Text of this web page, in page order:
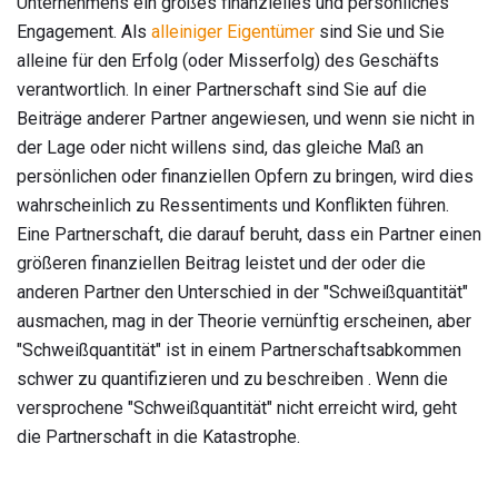
Engagement. Als alleiniger Eigentümer sind Sie und Sie
alleine für den Erfolg (oder Misserfolg) des Geschäfts
verantwortlich. In einer Partnerschaft sind Sie auf die
Beiträge anderer Partner angewiesen, und wenn sie nicht in
der Lage oder nicht willens sind, das gleiche Maß an
persönlichen oder finanziellen Opfern zu bringen, wird dies
wahrscheinlich zu Ressentiments und Konflikten führen.
Eine Partnerschaft, die darauf beruht, dass ein Partner einen
größeren finanziellen Beitrag leistet und der oder die
anderen Partner den Unterschied in der "Schweißquantität"
ausmachen, mag in der Theorie vernünftig erscheinen, aber
"Schweißquantität" ist in einem Partnerschaftsabkommen
schwer zu quantifizieren und zu beschreiben . Wenn die
versprochene "Schweißquantität" nicht erreicht wird, geht
die Partnerschaft in die Katastrophe.